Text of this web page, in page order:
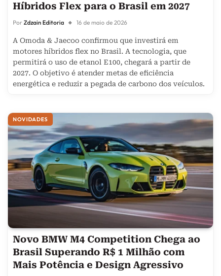
Híbridos Flex para o Brasil em 2027
Por Zdzain Editoria 16 de maio de 2026
A Omoda & Jaecoo confirmou que investirá em
motores híbridos flex no Brasil. A tecnologia, que
permitirá o uso de etanol E100, chegará a partir de
2027. O objetivo é atender metas de eficiência
energética e reduzir a pegada de carbono dos veículos.
NOVIDADES
Novo BMW M4 Competition Chega ao
Brasil Superando R$ 1 Milhão com
Mais Potência e Design Agressivo